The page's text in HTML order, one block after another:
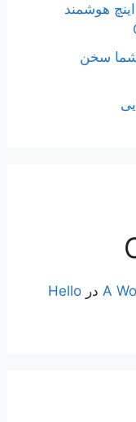
تلویزیون جی پلاس 40 اینچ هوشمند
شما سخن
A در Hello